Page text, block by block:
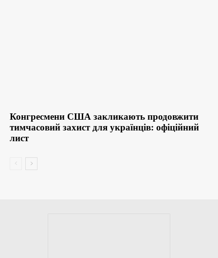
Конгресмени США закликають продовжити
тимчасовий захист для українців: офіційний
лист